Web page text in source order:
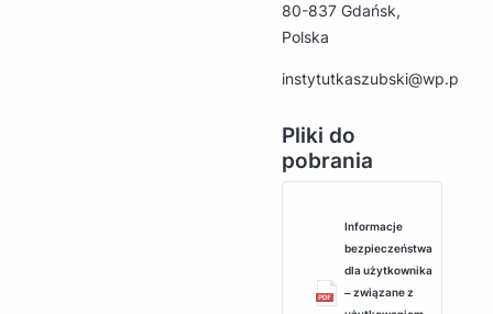
80-837 Gdańsk,
Polska
instytutkaszubski@wp.pl
Pliki do
pobrania
Informacje
bezpieczeństwa
dla użytkownika
‒ związane z